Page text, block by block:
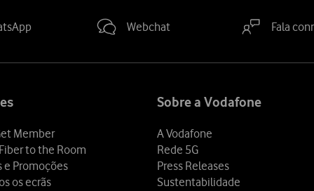
Webchat Fala
Member
to the Room
e Promoções
os ecrãs
Sobre a Vodafone
A Vodafone
Rede 5G
Press Releases
Sustentabilidade